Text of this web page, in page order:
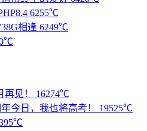
6255℃
相逢 6249℃
再见！ 16274℃
今日，我也将高考！ 19525℃